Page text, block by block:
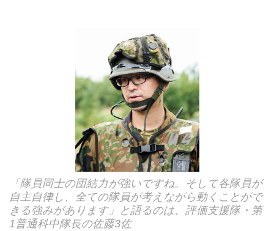
「隊員同士の団結力が強いですね。そして各隊員が
自主自律し、全ての隊員が考えながら動くことがで
きる強みがあります」と語るのは、評価支援隊・第
1普通科中隊長の佐藤3佐